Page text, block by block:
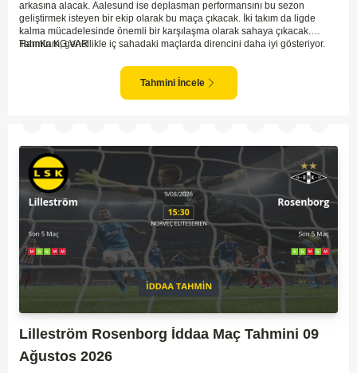
arkasına alacak. Aalesund ise deplasman performansını bu sezon
geliştirmek isteyen bir ekip olarak bu maça çıkacak. İki takım da ligde
kalma mücadelesinde önemli bir karşılaşma olarak sahaya çıkacak.
HamKam, genellikle iç sahadaki maçlarda direncini daha iyi gösteriyor.
olabilir. Hücum anlamında her iki takım da zaman zaman sıkıntı yaşasa da
gol bulma ihtimalleri yüksek.
Tahmin KG VAR
Tahmini İncele
Lilleström Rosenborg İddaa Maç Tahmini 09
Ağustos 2026